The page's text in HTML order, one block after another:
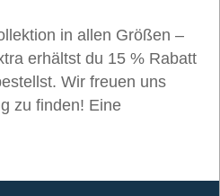
in allen Größen –
erhältst du 15 % Rabatt
Wir freuen uns
zu finden! Eine